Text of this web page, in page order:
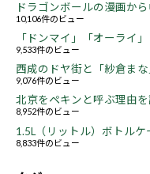
ドラゴンボールの漫画か
10,106件のビュー
「ドンマイ」「オーライ
9,533件のビュー
西成のドヤ街と「紗倉ま
9,076件のビュー
北京をペキンと呼ぶ理由
8,952件のビュー
1.5L（リットル）ボトルケ
8,833件のビュー